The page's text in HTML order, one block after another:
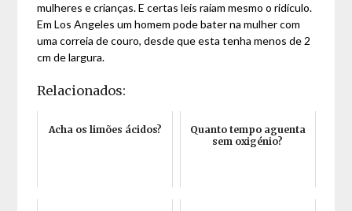
mulheres e crianças. E certas leis raiam mesmo o ridículo.
Em Los Angeles um homem pode bater na mulher com
uma correia de couro, desde que esta tenha menos de 2
cm de largura.
Relacionados:
Acha os limões ácidos?
Quanto tempo aguenta
sem oxigénio?